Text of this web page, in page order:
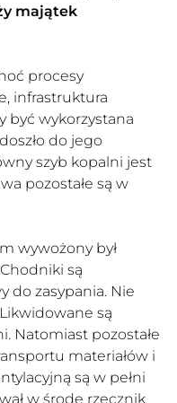
majątek
procesy
infrastruktura
być wykorzystana
do jego
szyb kopalni jest
pozostałe są w
wywożony był
są
do zasypania. Nie
są
Natomiast pozostałe
materiałów i
są w pełni
w środę rzecznik